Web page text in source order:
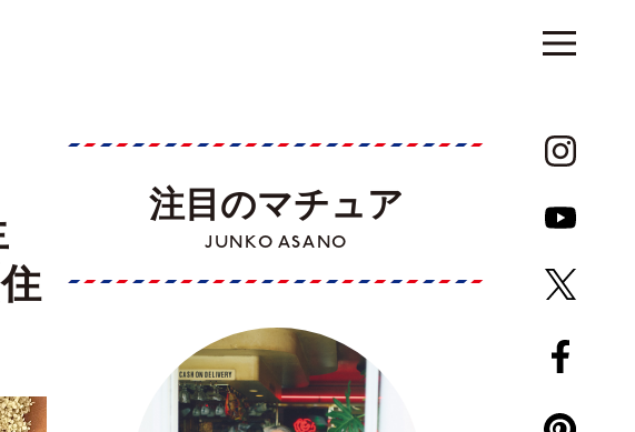
注目のマチュア
JUNKO ASANO